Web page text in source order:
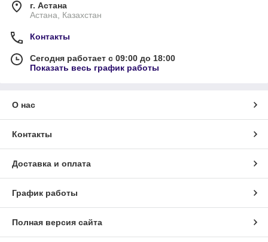
г. Астана
Астана, Казахстан
Контакты
Сегодня работает с 09:00 до 18:00
Показать весь график работы
О нас
Контакты
Доставка и оплата
График работы
Полная версия сайта